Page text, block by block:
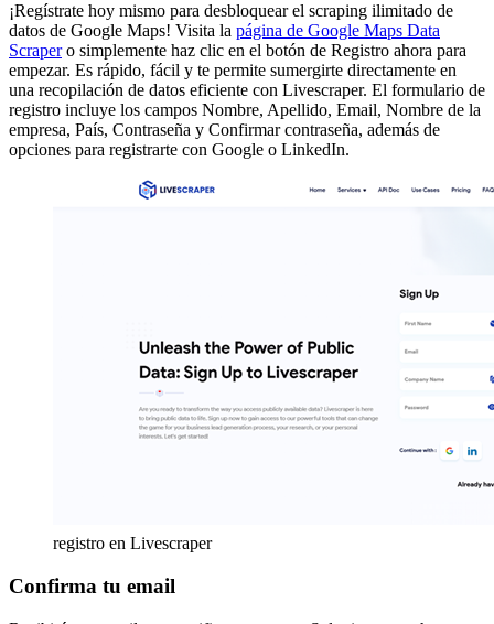
¡Regístrate hoy mismo para desbloquear el scraping ilimitado de
datos de Google Maps! Visita la página de Google Maps Data
Scrapero simplemente haz clic en el botón de Registro ahora para
empezar. Es rápido, fácil y te permite sumergirte directamente en
una recopilación de datos eficiente con Livescraper. El formulario de
registro incluye los campos Nombre, Apellido, Email, Nombre de la
empresa, País, Contraseña y Confirmar contraseña, además de
opciones para registrarte con Google o LinkedIn.
registro en Livescraper
Confirma tu email